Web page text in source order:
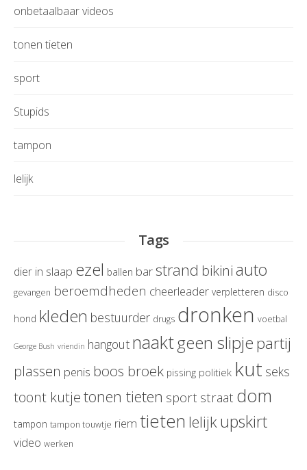
onbetaalbaar videos
tonen tieten
sport
Stupids
tampon
lelijk
Tags
dier in slaap ezel ballen bar strand bikiniauto
gevangen beroemdheden cheerleader verpletteren disco
hond kleden bestuurder drugs dronken voetbal
George Bush vriendin hangout naaktgeen slipjepartij
plassen penis boos broek pissing politiek kut seks
toont kutjetonen tieten sport straat dom
tampon tampon touwtje riem tieten lelijk upskirt
video werken